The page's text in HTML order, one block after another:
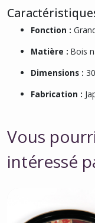
Fonction :
Matière : Bois
Dimensions :
Fabrication :
Vous
intéressé